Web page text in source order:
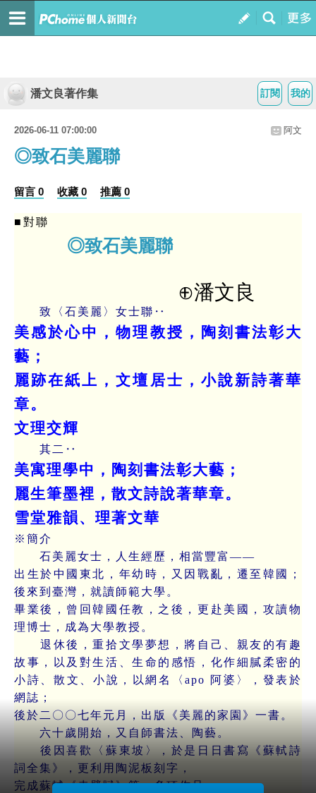
我的
訂閱
潘文良著作集
2026-06-11 07:00:00 阿文
◎致石美麗聯
留言 0 收藏 0 推薦 0
■對聯
◎致石美麗聯
⊕潘文良
致〈石美麗〉女士聯‥
美感於心中，物理教授，陶刻書法彰大
藝；
麗跡在紙上，文壇居士，小說新詩著華
章。
文理交輝
其二‥
美寓理學中，陶刻書法彰大藝；
麗生筆墨裡，散文詩說著華章。
雪堂雅韻、理著文華
※簡介
石美麗女士，人生經歷，相當豐富——
出生於中國東北，年幼時，又因戰亂，遷至韓國；
後來到臺灣，就讀師範大學。
畢業後，曾回韓國任教，之後，更赴美國，攻讀物
理博士，成為大學教授。
退休後，重拾文學夢想，將自己、親友的有趣
故事，以及對生活、生命的感悟，化作細膩柔密的
小詩、散文、小說，以網名〈apo 阿婆〉，發表於
網誌；
後於二〇〇七年元月，出版《美麗的家園》一書。
六十歲開始，又自師書法、陶藝。
後因喜歡〈蘇東坡〉，於是日日書寫《蘇軾詩
詞全集》，更利用陶泥板刻字，
完成蘇軾《赤壁賦》等，多項作品。